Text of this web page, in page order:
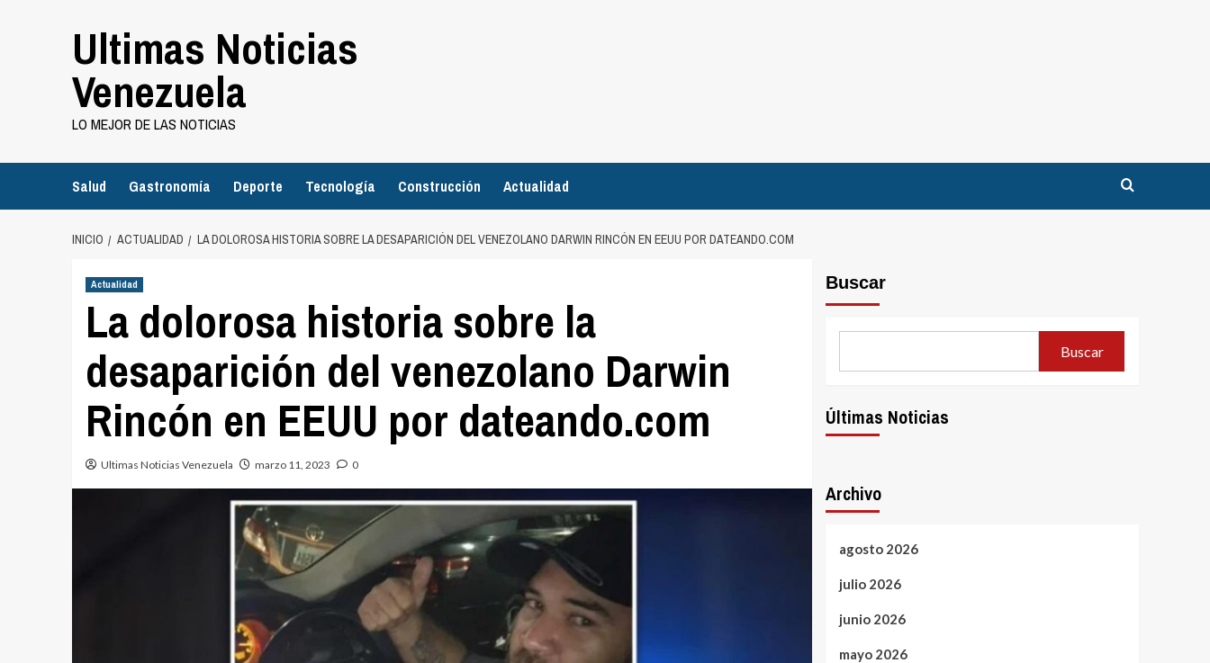
Ultimas Noticias
Venezuela
LO MEJOR DE LAS NOTICIAS
Salud Gastronomía Deporte Tecnología Construcción Actualidad
INICIO ACTUALIDAD LA DOLOROSA HISTORIA SOBRE LA DESAPARICIÓN DEL VENEZOLANO DARWIN RINCÓN EN EEUU POR DATEANDO.COM
Actualidad
La dolorosa historia sobre la
desaparición del venezolano Darwin
Rincón en EEUU por dateando.com
Ultimas Noticias Venezuela marzo 11, 2023 0
Buscar
Buscar
Últimas Noticias
Archivo
agosto 2026
julio 2026
junio 2026
mayo 2026